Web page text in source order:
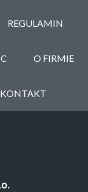
REGULAMIN
O FIRMIE
KONTAKT